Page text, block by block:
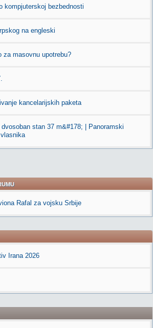
kompjuterskoj bezbednosti
na engleski
za masovnu upotrebu?
kancelarijskih paketa
stan 37 m&#178; | Panoramski
Rafal za vojsku Srbije
Irana 2026